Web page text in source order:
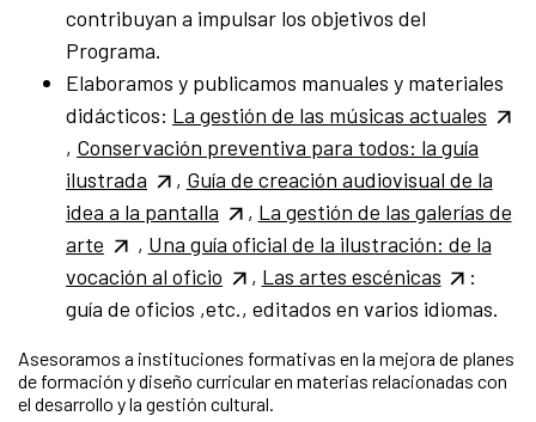
contribuyan a impulsar los objetivos del
Programa.
Elaboramos y publicamos manuales y materiales
didácticos: La gestión de las músicas actuales
, Conservación preventiva para todos: la guía
ilustrada
, Guía de creación audiovisual de la
idea a la pantalla
, La gestión de las galerías de
arte
, Una guía oficial de la ilustración: de la
vocación al oficio
, Las artes escénicas
:
guía de oficios ,etc., editados en varios idiomas.
Asesoramos a instituciones formativas en la mejora de planes
de formación y diseño curricular en materias relacionadas con
el desarrollo y la gestión cultural.